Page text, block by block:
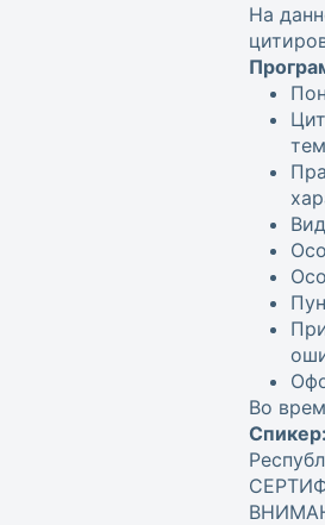
На
Во
Спикер: